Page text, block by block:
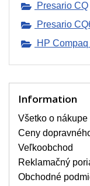
Presario CQ
Presario
HP
Information
Všetko o nákupe
Ceny
Veľkoobchod
Reklamačný
Obchodné